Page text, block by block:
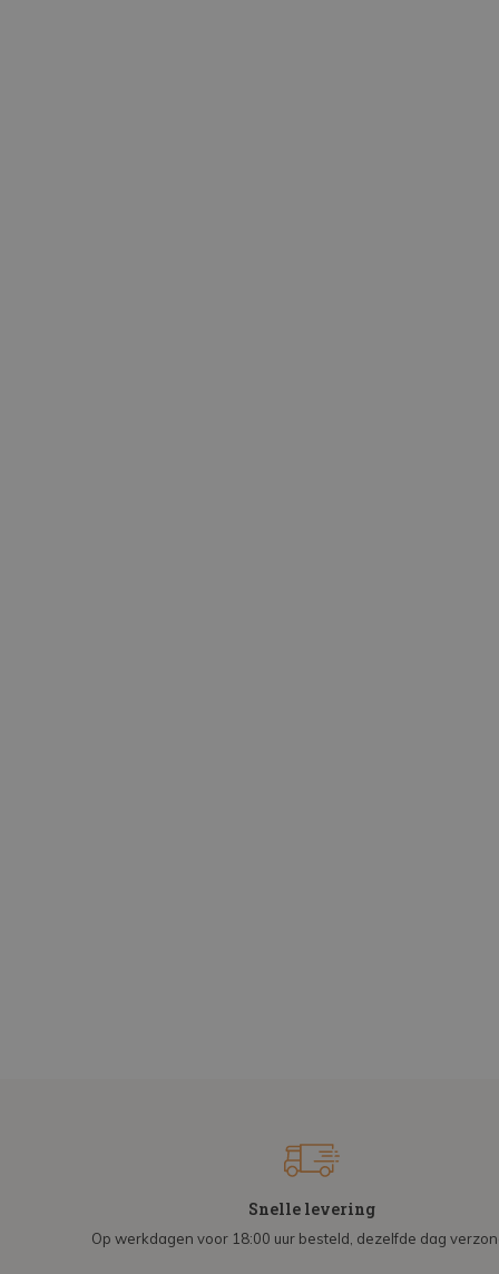
Snelle levering
Op werkdagen voor 18:00 uur besteld, dezelfde dag